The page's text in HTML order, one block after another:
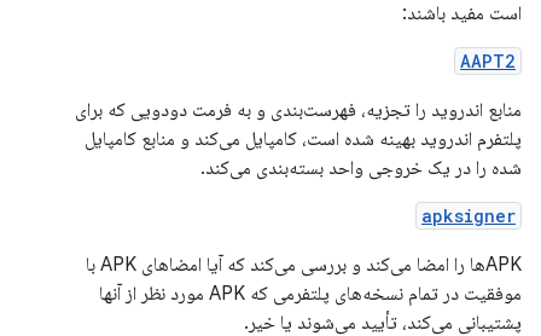
است مفید باشند:
AAPT2
منابع اندروید را تجزیه، فهرست‌بندی و به فرمت دودویی که برای
پلتفرم اندروید بهینه شده است، کامپایل می‌کند و منابع کامپایل
شده را در یک خروجی واحد بسته‌بندی می‌کند.
apksigner
APKها را امضا می‌کند و بررسی می‌کند که آیا امضاهای APK با
موفقیت در تمام نسخه‌های پلتفرمی که APK مورد نظر از آنها
پشتیبانی می‌کند، تأیید می‌شوند یا خیر.